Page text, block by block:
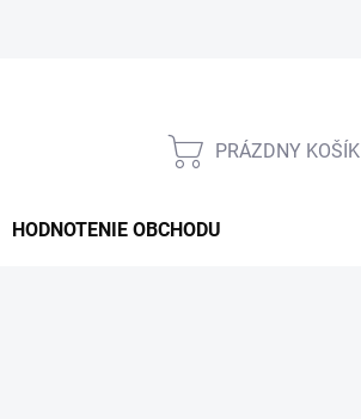
NÁKUPNÝ
PRÁZDNY KOŠÍK
HODNOTENIE OBCHODU